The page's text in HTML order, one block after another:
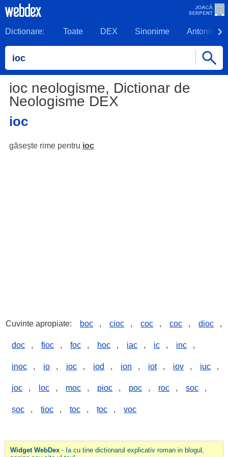
Dictionare: Toate DEX Sinonime Antonime
ioc neologisme, Dictionar de
Neologisme DEX
ioc
găsește rime pentru ioc
Cuvinte apropiate: boc , cioc , coc , coc , dioc ,
doc , fioc , foc , hoc , iac , ic , inc ,
inoc , io , ioc , iod , ion , iot , iov , iuc ,
joc , loc , moc , pioc , poc , roc , soc ,
șoc , tioc , toc , țoc , voc
Widget WebDex- Ia cu tine dictionarul explicativ roman in blogul,